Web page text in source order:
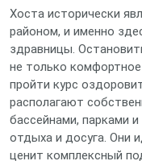
Хоста исторически
районом, и именно
здравницы.
не только
пройти курс
располагают
бассейнами, парками
отдыха и досуга. Они
ценит комплексный